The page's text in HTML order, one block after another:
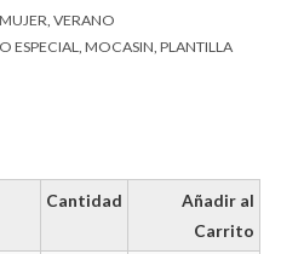
MUJER VERANO
ESPECIAL MOCASIN PLANTILLA
Cantidad
Añadir al
Carrito